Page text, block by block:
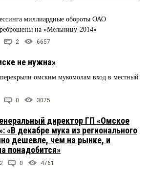
миллиардные обороты ОАО
на «Мельницу-2014»
2 6657
не нужна»
омским мукомолам вход в местный
0 3075
директор ГП «Омское
«В декабре мука из регионального
дешевле, чем на рынке, и
понадобится»
0 4761